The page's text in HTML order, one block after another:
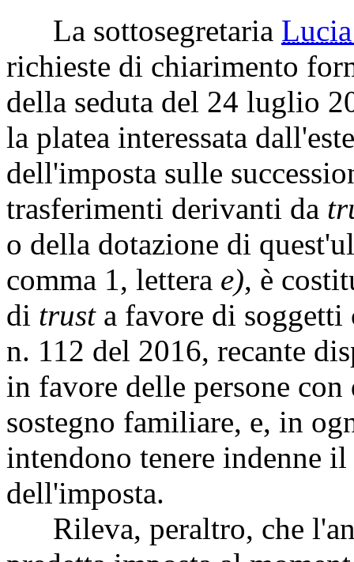
La sottosegretaria
richieste di chiarimento
della seduta del 24 luglio
la platea interessata
dell'imposta sulle
trasferimenti derivanti da
o della dotazione di
comma 1, lettera e), è
di trusta favore di soggetti
n. 112 del 2016, recante
in favore delle persone
sostegno familiare, e, in
intendono tenere indenne
dell'imposta.
Rileva, peraltro, che